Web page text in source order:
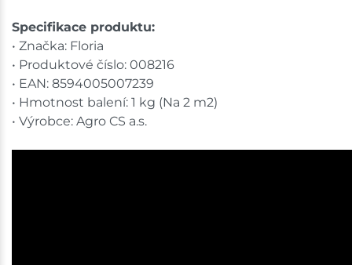
Specifikace produktu:
• Značka: Floria
• Produktové číslo: 008216
• EAN: 8594005007239
• Hmotnost balení: 1 kg (Na 2 m2)
• Výrobce: Agro CS a.s.